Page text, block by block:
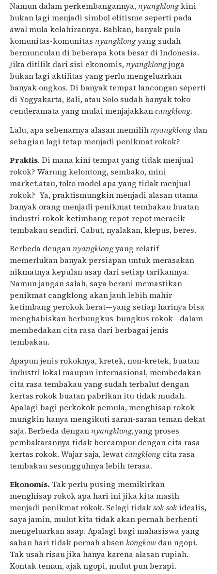
Namun dalam perkembangannya, nyangklongkini
bukan lagi menjadi simbol elitisme seperti pada
awal mula kelahirannya. Bahkan, banyak pula
komunitas-komunitas nyangklongyang sudah
bermunculan di beberapa kota besar di Indonesia.
Jika ditilik dari sisi ekonomis, nyangklongjuga
bukan lagi aktifitas yang perlu mengeluarkan
banyak ongkos. Di banyak tempat lancongan seperti
di Yogyakarta, Bali, atau Solo sudah banyak toko
cenderamata yang mulai menjajakkancangklong.
Lalu, apa sebenarnya alasan memilih nyangklongdan
sebagian lagi tetap menjadi penikmat rokok?
Praktis. Di mana kini tempat yang tidak menjual
rokok? Warung kelontong, sembako, mini
market,atau, toko model apa yang tidak menjual
rokok? Ya, praktismungkin menjadi alasan utama
banyak orang menjadi penikmat tembakau buatan
industri rokok ketimbang repot-repot meracik
tembakau sendiri. Cabut, nyalakan, klepus, beres.
Berbeda dengan nyangklongyang relatif
memerlukan banyak persiapan untuk merasakan
nikmatnya kepulan asap dari setiap tarikannya.
Namun jangan salah, saya berani memastikan
penikmat cangklong akan jauh lebih mahir
ketimbang perokok berat—yang setiap harinya bisa
menghabiskan berbungkus-bungkus rokok—dalam
membedakan cita rasa dari berbagai jenis
tembakau.
Apapun jenis rokoknya, kretek, non-kretek, buatan
industri lokal maupun internasional, membedakan
cita rasa tembakau yang sudah terbalut dengan
kertas rokok buatan pabrikan itu tidak mudah.
Apalagi bagi perkokok pemula, menghisap rokok
mungkin hanya mengikuti saran-saran teman dekat
saja. Berbeda dengan nyangklong,yang proses
pembakarannya tidak bercampur dengan cita rasa
kertas rokok. Wajar saja, lewatcangklongcita rasa
tembakau sesungguhnya lebih terasa.
Ekonomis. Tak perlu pusing memikirkan
menghisap rokok apa hari ini jika kita masih
menjadi penikmat rokok. Selagi tidaksok-sok idealis,
saya jamin, mulut kita tidak akan pernah berhenti
mengeluarkan asap. Apalagi bagi mahasiswa yang
saban hari tidak pernah absen kongkowdan ngopi.
Tak usah risau jika hanya karena alasan rupiah.
Kontak teman, ajak ngopi, mulut pun berapi.